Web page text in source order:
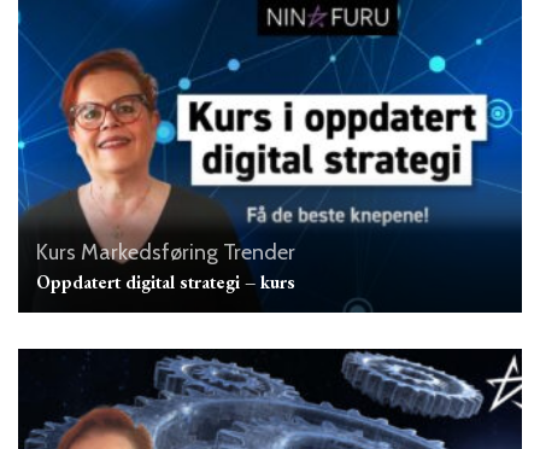
Kurs Markedsføring Trender
Oppdatert digital strategi – kurs